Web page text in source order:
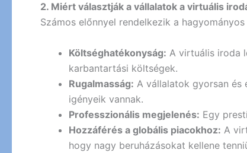
2. Miért választják a vállalatok a virtuális
Számos előnnyel rendelkezik a
Költséghatékonyság: A virtuális iroda
karbantartási költségek.
Rugalmasság: A vállalatok gyorsan
igényeik vannak.
Professzionális megjelenés: Egy
Hozzáférés a globális piacokhoz: A
hogy nagy beruházásokat kellene